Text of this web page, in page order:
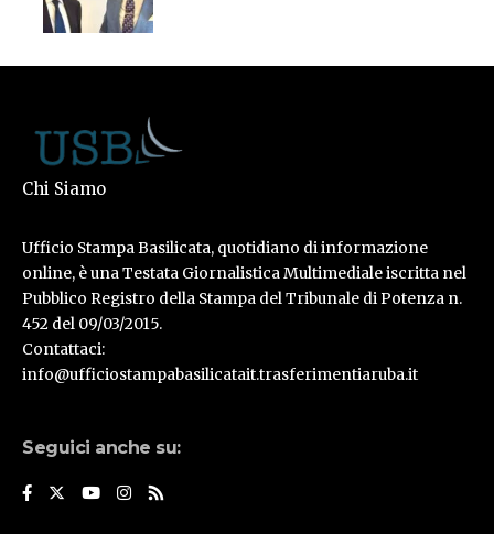
Chi Siamo
Ufficio Stampa Basilicata, quotidiano di informazione
online, è una Testata Giornalistica Multimediale iscritta nel
Pubblico Registro della Stampa del Tribunale di Potenza n.
452 del 09/03/2015.
Contattaci:
info@ufficiostampabasilicatait.trasferimentiaruba.it
Seguici anche su: